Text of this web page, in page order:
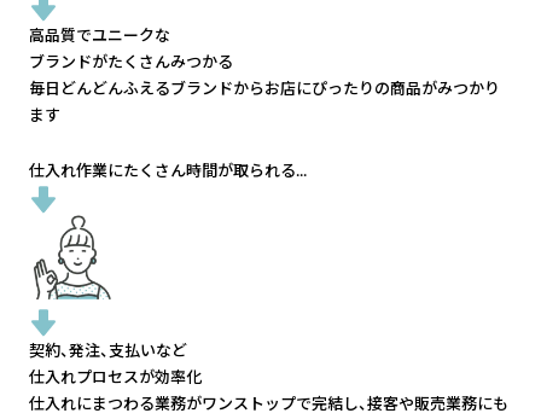
高品質でユニークな
ブランドがたくさんみつかる
毎日どんどんふえるブランドからお店にぴったりの商品がみつかり
ます
仕入れ作業にたくさん時間が取られる...
契約、発注、支払いなど
仕入れプロセスが効率化
仕入れにまつわる業務がワンストップで完結し、接客や販売業務にも